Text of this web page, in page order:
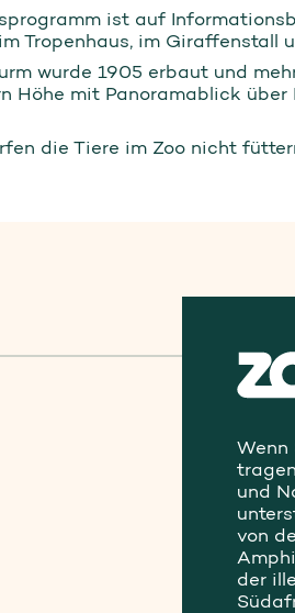
ist auf
Tropenhaus, im Giraffenstall
wurde 1905 erbaut und
Höhe mit Panoramablick
die Tiere im Zoo nicht
Wenn
und
von
der